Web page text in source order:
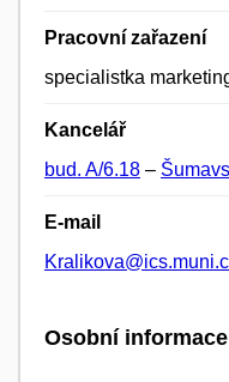
Pracovní zařazení
specialistka
Kancelář
bud. A/6.18 –
E-mail
Osobní informace